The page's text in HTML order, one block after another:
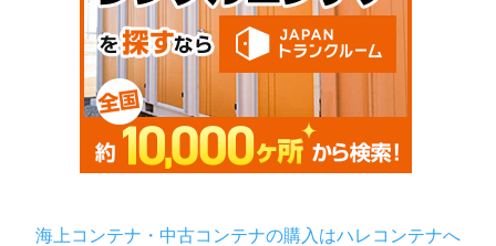
海上コンテナ・中古コンテナの購入はハレコンテナへ